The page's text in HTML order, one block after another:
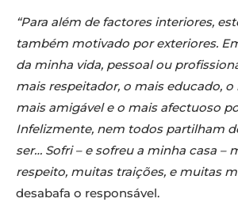
“Para além de factores interiores,
também motivado por exteriores.
da minha vida, pessoal ou
mais respeitador, o mais educado,
mais amigável e o mais afectuoso
Infelizmente, nem todos partilham
ser… Sofri – e sofreu a minha casa –
respeito, muitas traições, e muitas
desabafa o responsável.